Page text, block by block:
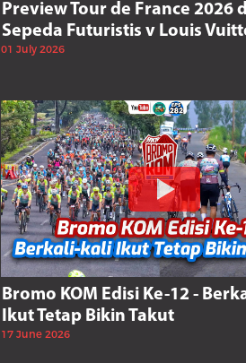
Preview Tour de France 2026
Sepeda Futuristis v Louis
01 July 2026
Bromo KOM Edisi Ke-12 -
Ikut Tetap Bikin Takut
17 June 2026